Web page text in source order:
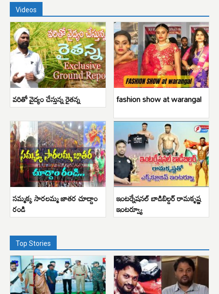
Videos
వరితో వైద్యం చేస్తున్న రైతన్న fashion show at warangal
సమ్మక్క సారలమ్మ జాతర చూద్దాం
రండి
ఇంటర్నేషనల్ బాడిబిల్డర్ రామకృష్ణ
ఇంటర్వ్యూ
Top Stories